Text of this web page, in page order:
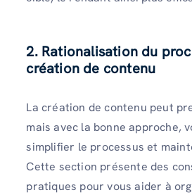
2. Rationalisation du
création de contenu
La création de contenu peut
mais avec la bonne approche,
simplifier le processus et
Cette section présente des
pratiques pour vous aider à